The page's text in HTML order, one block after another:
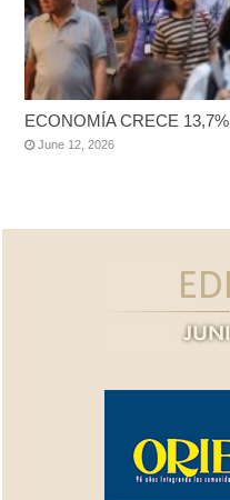
ECONOMÍA CRECE 13,7%
June 12, 2026